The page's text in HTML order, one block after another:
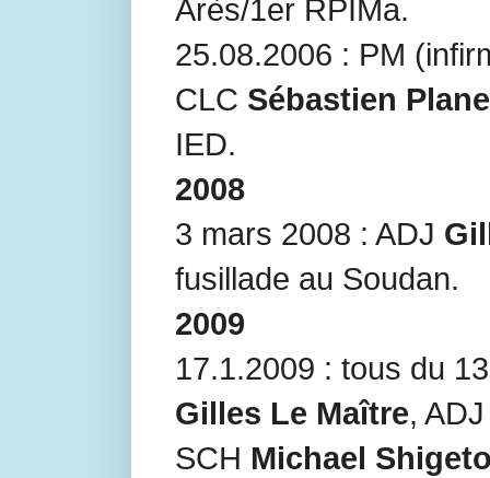
Arès/1er RPIMa.
25.08.2006 : PM
CLC Sébastien
IED.
2008
3 mars 2008 : ADJ
fusillade au Soudan.
2009
17.1.2009 : tous du
Gilles Le Maître,
SCH Michael